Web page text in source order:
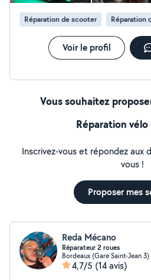
Réparation de scooter Réparation
Voir le profil
Vous souhaitez
Réparation
Inscrivez-vous et répondez aux
vous !
Proposer mes
Reda Mécano
Réparateur 2 roues
Bordeaux (Gare Saint-Jean 3)
4,7/5 (14 avis)